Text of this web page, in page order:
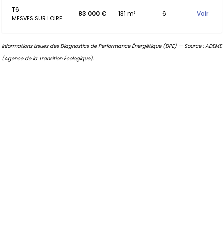
T6
MESVES SUR LOIRE
83 000 € 131 m² 6 Voir
Informations issues des Diagnostics de Performance Énergétique (DPE) — Source : ADEME
(Agence de la Transition Écologique).